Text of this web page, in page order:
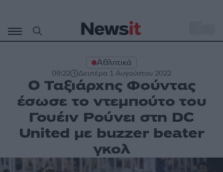
περιεχόμενο
Αθλητικά
09:22 Δευτέρα 1 Αυγούστου 2022
Ο Ταξιάρχης Φούντας
έσωσε το ντεμπούτο του
Γουέιν Ρούνει στη DC
United με buzzer beater
γκολ